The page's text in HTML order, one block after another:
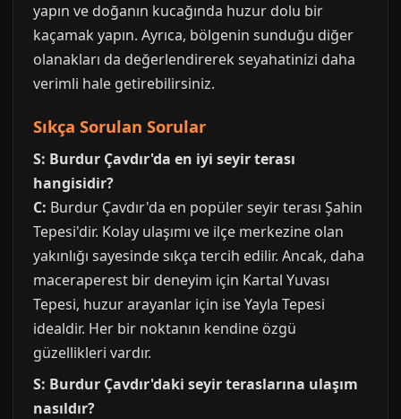
yapın ve doğanın kucağında huzur dolu bir
kaçamak yapın. Ayrıca, bölgenin sunduğu diğer
olanakları da değerlendirerek seyahatinizi daha
verimli hale getirebilirsiniz.
Sıkça Sorulan Sorular
S: Burdur Çavdır'da en iyi seyir terası
hangisidir?
C: Burdur Çavdır'da en popüler seyir terası Şahin
Tepesi'dir. Kolay ulaşımı ve ilçe merkezine olan
yakınlığı sayesinde sıkça tercih edilir. Ancak, daha
maceraperest bir deneyim için Kartal Yuvası
Tepesi, huzur arayanlar için ise Yayla Tepesi
idealdir. Her bir noktanın kendine özgü
güzellikleri vardır.
S: Burdur Çavdır'daki seyir teraslarına ulaşım
nasıldır?